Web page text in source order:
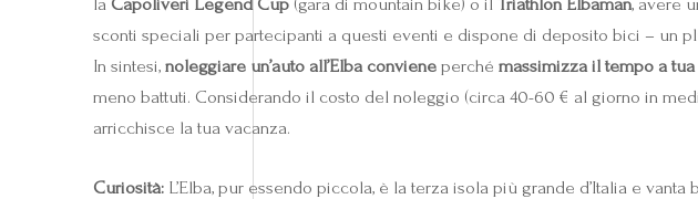
sconti speciali per partecipanti a questi eventi e dispone di deposito bici – un
In sintesi, noleggiare un’auto all’Elba conviene perché massimizza il tempo a
meno battuti. Considerando il costo del noleggio (circa 40-60 € al giorno in
arricchisce la tua vacanza.
Curiosità: L’Elba, pur essendo piccola, è la terza isola più grande d’Italia e